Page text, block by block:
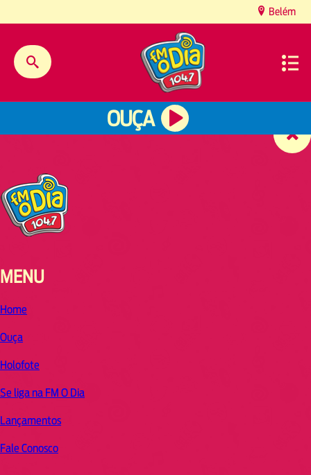
Belém
OUÇA
MENU
Home
Ouça
Holofote
Se liga na FM O Dia
Lançamentos
Fale Conosco